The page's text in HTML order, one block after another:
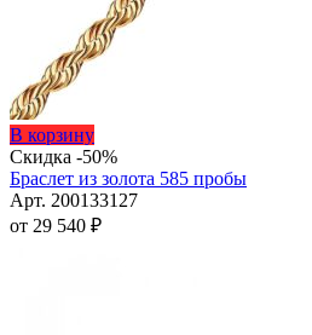
В корзинуЭтот
товар
имеет
несколько
вариаций.
Скидка -50%
Браслет из золота 585 пробы
Арт. 200133127
от 29 540 ₽